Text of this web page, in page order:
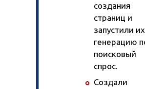
создания
страниц и
запустили их
генерацию
поисковый
спрос.
Создали